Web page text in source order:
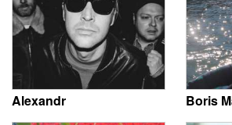
Alexandr Boris